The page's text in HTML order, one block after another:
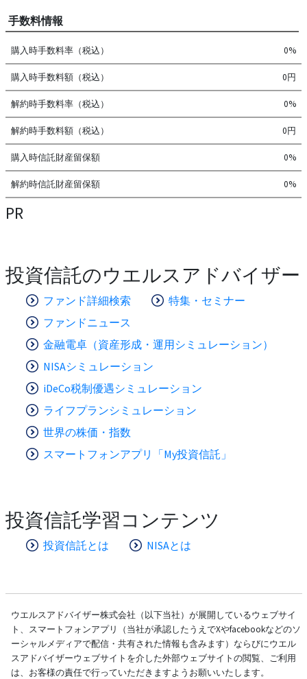
手数料情報
購入時手数料率（税込） 0%
購入時手数料額（税込） 0円
解約時手数料率（税込） 0%
解約時手数料額（税込） 0円
購入時信託財産留保額 0%
解約時信託財産留保額 0%
PR
投資信託のウエルスアドバイザー
ファンド詳細検索
特集・セミナー
ファンドニュース
金融電卓（資産形成・運用シミュレーション）
NISAシミュレーション
iDeCo税制優遇シミュレーション
ライフプランシミュレーション
世界の株価・指数
スマートフォンアプリ「My投資信託」
投資信託学習コンテンツ
投資信託とは NISAとは
ウエルスアドバイザー株式会社（以下当社）が展開しているウェブサイ
ト、スマートフォンアプリ（当社が承認したうえでXやfacebookなどのソ
ーシャルメディアで配信・共有された情報も含みます）ならびにウエル
スアドバイザーウェブサイトを介した外部ウェブサイトの閲覧、ご利用
は、お客様の責任で行っていただきますようお願いいたします。